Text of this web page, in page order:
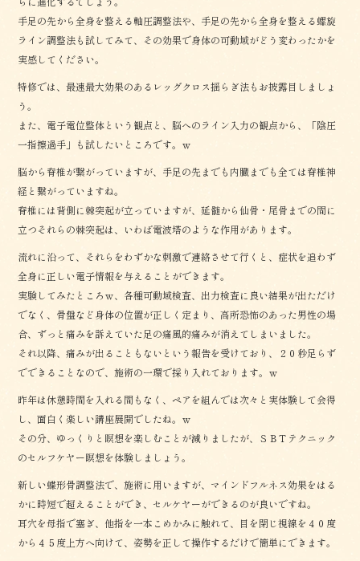
手足の先から全身を整える軸圧調整法や、手足の先から全身を整える螺旋
ライン調整法も試してみて、その効果で身体の可動域がどう変わったかを
実感してください。
特修では、最速最大効果のあるレッグクロス揺らぎ法もお披露目しましょ
う。
また、電子電位整体という観点と、脳へのライン入力の観点から、「陰圧
一指擦過手」も試したいところです。ｗ
脳から脊椎が繋がっていますが、手足の先までも内臓までも全ては脊椎神
経と繋がっていますね。
脊椎には背側に棘突起が立っていますが、延髄から仙骨・尾骨までの間に
立つそれらの棘突起は、いわば電波塔のような作用があります。
流れに沿って、それらをわずかな刺激で連絡させて行くと、症状を追わず
全身に正しい電子情報を与えることができます。
実験してみたところｗ、各種可動域検査、出力検査に良い結果が出ただけ
でなく、骨盤など身体の位置が正しく定まり、高所恐怖のあった男性の場
合、ずっと痛みを訴えていた足の痛風的痛みが消えてしまいました。
それ以降、痛みが出ることもないという報告を受けており、２０秒足らず
でできることなので、施術の一環で採り入れております。ｗ
昨年は休憩時間を入れる間もなく、ペアを組んでは次々と実体験して会得
し、面白く楽しい講座展開でしたね。ｗ
その分、ゆっくりと瞑想を楽しむことが減りましたが、ＳＢＴテクニック
のセルフケヤー瞑想を体験しましょう。
新しい蝶形骨調整法で、施術に用いますが、マインドフルネス効果をはる
かに時短で超えることができ、セルケヤーができるのが良いですね。
耳穴を母指で塞ぎ、他指を一本こめかみに触れて、目を閉じ視線を４０度
から４５度上方へ向けて、姿勢を正して操作するだけで簡単にできます。